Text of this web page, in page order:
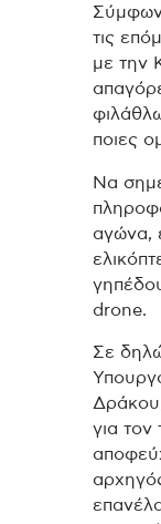
τις
με την
ποιες
Να
αγώνα,
drone.
Σε
για